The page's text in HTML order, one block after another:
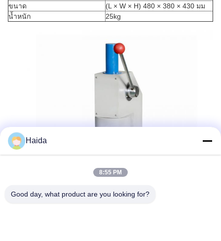
ขนาด
(L × W × H) 480 × 380 × 430 มม
น้ำหนัก
25kg
Haida
8:55 PM
Good day, what product are you looking for?